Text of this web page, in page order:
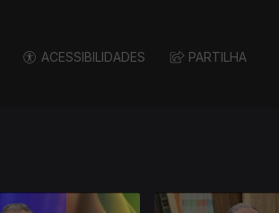
ACESSIBILIDADES PARTILHA